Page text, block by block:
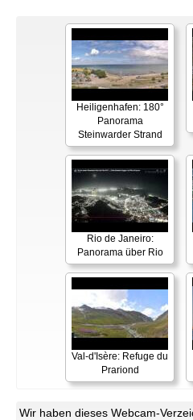
Heiligenhafen: 180°
Panorama
Steinwarder Strand
Rio de Janeiro:
Panorama über Rio
Val-d'Isère: Refuge du
Prariond
Wir haben dieses Webcam-